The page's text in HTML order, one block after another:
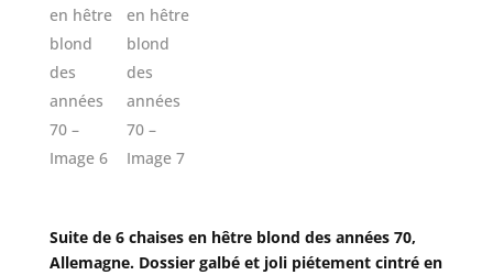
Suite de 6 chaises en hêtre blond des années 70,
Allemagne. Dossier galbé et joli piétement cintré en